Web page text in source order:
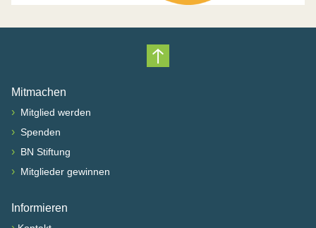
Nach oben scrollen
Mitmachen
› Mitglied werden
› Spenden
› BN Stiftung
› Mitglieder gewinnen
Informieren